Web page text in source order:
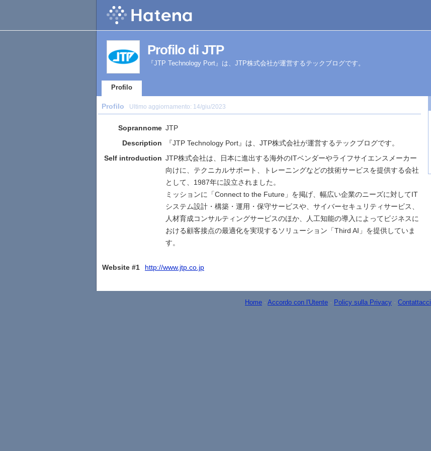
Profilo di JTP
『JTP Technology Port』は、JTP株式会社が運営するテックブログです。
Profilo
Profilo Ultimo aggiornamento: 14/giu/2023
Soprannome JTP
Description
『JTP Technology Port』は、JTP株式会社が運営するテックブログです。
Self introduction JTP株式会社は、日本に進出する海外のITベンダーやライフサイエンスメーカー
向けに、テクニカルサポート、トレーニングなどの技術サービスを提供する会社
として、1987年に設立されました。
ミッションに「Connect to the Future」を掲げ、幅広い企業のニーズに対してIT
システム設計・構築・運用・保守サービスや、サイバーセキュリティサービス、
人材育成コンサルティングサービスのほか、人工知能の導入によってビジネスに
おける顧客接点の最適化を実現するソリューション「Third AI」を提供していま
す。
Website #1 http://www.jtp.co.jp
Home - Accordo con l'Utente - Policy sulla Privacy - Contattacci